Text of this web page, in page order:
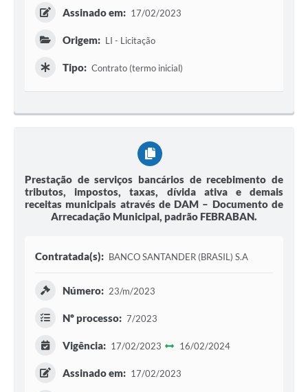
Assinado em: 17/02/2023
Origem: LI - Licitação
Tipo: Contrato (termo inicial)
Prestação de serviços bancários de recebimento de
tributos, impostos, taxas, dívida ativa e demais
receitas municipais através de DAM – Documento de
Arrecadação Municipal, padrão FEBRABAN.
Contratada(s): BANCO SANTANDER (BRASIL) S.A
Número: 23/m/2023
Nº processo: 7/2023
Vigência: 17/02/2023 16/02/2024
Assinado em: 17/02/2023